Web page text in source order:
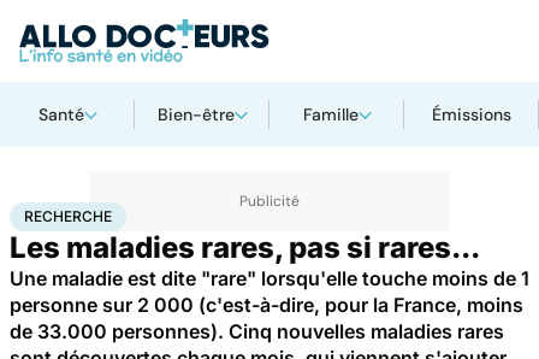
Santé Bien-être Famille Émissions
AccueilSantéMaladies Maladies raresRecherche
RECHERCHE
Les maladies rares, pas si rares...
Une maladie est dite "rare" lorsqu'elle touche moins de 1
personne sur 2 000 (c'est-à-dire, pour la France, moins
de 33.000 personnes). Cinq nouvelles maladies rares